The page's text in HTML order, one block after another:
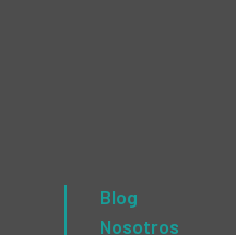
Blog
Nosotros